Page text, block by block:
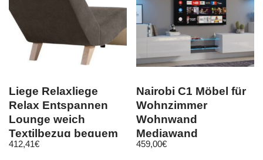
Liege Relaxliege
Relax Entspannen
Lounge weich
Textilbezug bequem
412,41€
Nairobi C1 Möbel für
Wohnzimmer
Wohnwand
Mediawand
Schrankwand
459,00€